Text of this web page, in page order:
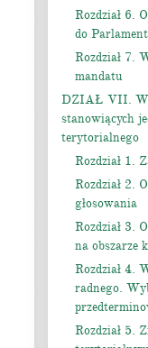
Rozdział 6.
do
Rozdział 7.
mandatu
DZIAŁ VII.
stanowiących
terytorialnego
Rozdział 1.
Rozdział 2.
głosowania
Rozdział 3.
na obszarze
Rozdział 4.
radnego.
Rozdział 5.